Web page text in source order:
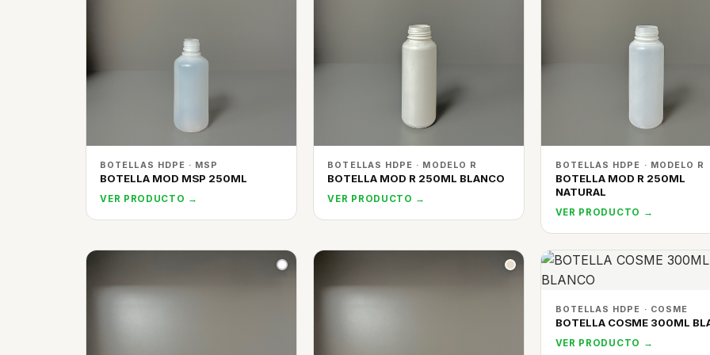
BOTELLAS HDPE · MSP
BOTELLA MOD MSP 250ML
VER PRODUCTO →
BOTELLAS HDPE · MODELO R
BOTELLA MOD R 250ML BLANCO
VER PRODUCTO →
BOTELLAS HDPE · MODELO R
BOTELLA MOD R 250ML
NATURAL
VER PRODUCTO →
BOTELLAS HDPE · COSME
BOTELLA COSME 300ML
VER PRODUCTO →